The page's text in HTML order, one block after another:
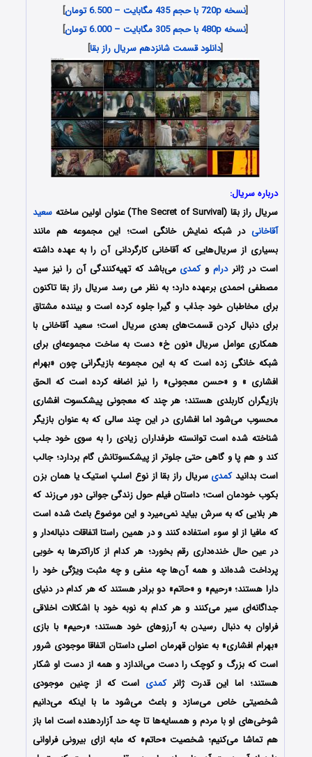
[نسخه 720p با حجم 435 مگابایت – 6.500 تومان
]
[نسخه 480p با حجم 305 مگابایت – 6.000 تومان
]
[دانلود قسمت شانزدهم سریال راز بقا]
درباره سریال:
سریال راز بقا (The Secret of Survival) عنوان اولین ساخته‌
سعید
آقاخانی در شبکه نمایش خانگی است؛ این مجموعه هم مانند
بسیاری از سریال‌هایی که آقاخانی کارگردانی آن را به عهده داشته
است در ژانردراموکمدی می‌باشد که تهیه‌کنندگی آن را نیز سید
مصطفی احمدی برعهده دارد؛ به نظر می رسد سریال راز بقا تاکنون
برای مخاطبان خود جذاب و گیرا جلوه کرده است و بیننده مشتاق
برای دنبال کردن قسمت‌های بعدی سریال است؛سعید آقاخانی با
همکاری عوامل سریال «نون خ» دست به ساخت مجموعه‌ای برای
شبکه خانگی زده است که به این مجموعه بازیگرانی چون «بهرام
افشاری » و «حسن معجونی» را نیز اضافه کرده استکه الحق
بازیگران کاربلدی هستند؛ هر چند که معجونی پیشکسوت افشاری
محسوب می‌شود اما افشاری در این چند سالی که به عنوان بازیگر
شناخته شده است توانسته طرفداران زیادی را به سوی خود جلب
کند و هم پا و گاهی حتی جلوتر از پیشکسوتانش گام بردارد؛ جالب
است بدانیدکمدی سریال راز بقا از نوع اسلپ استیک یا همان بزن
بکوب خودمان است؛ داستان فیلم حول زندگی جوانی دور می‌زند که
هر بلایی که به سرش بیاید نمی‌میرد و این موضوع باعث شده است
که مافیا از او سوء استفاده کنند و در همین راستا اتفاقات دنباله‌دار و
در عین حال خنده‌داری رقم بخورد؛ هر کدام از کاراکترها به خوبی
پرداخت شده‌اند و همه آن‌ها چه منفی و چه مثبت ویژگی خود را
دارا هستند؛ «رحیم» و «حاتم» دو برادر هستند که هر کدام در دنیای
جداگانه‌ای سیر می‌کنند و هر کدام به نوبه خود با اشکالات اخلاقی
فراوان به دنبال رسیدن به آرزوهای خود هستند‌؛ «رحیم» با بازی
«بهرام افشاری» به عنوان قهرمان اصلی داستان اتفاقا موجودی شرور
است که بزرگ و کوچک را دست می‌اندازد و همه از دست او شکار
هستند؛ اما این قدرت ژانرکمدی است که از چنین موجودی
شخصیتی خاص می‌سازد و باعث می‌شود ما با اینکه می‌دانیم
شوخی‌های او با مردم و همسایه‌ها تا چه حد آزاردهنده است اما باز
هم تماشا می‌کنیم؛ شخصیت «حاتم» که مابه ازای بیرونی فراوانی